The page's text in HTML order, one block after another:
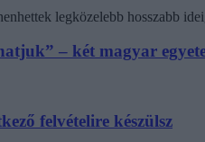
legközelebb hosszabb
– két magyar
felvételire készülsz